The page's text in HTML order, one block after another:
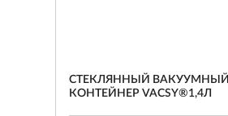
СТЕКЛЯННЫЙ ВАКУУМНЫЙ
КОНТЕЙНЕР VACSY®1,4Л